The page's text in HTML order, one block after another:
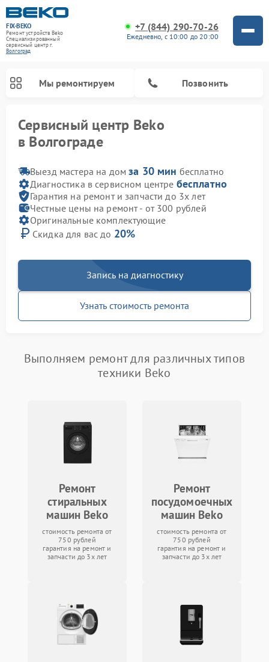
FIX-BEKO
Ремонт устройств Beko
Специализированный
cервисный центр г.
Волгоград
+7 (844) 290-70-26
Ежедневно, с 10:00 до 20:00
Мы ремонтируем Позвонить
Сервисный центр Beko
в Волгограде
Выезд мастера на домза 30 мин бесплатно
Диагностика в сервисном центре бесплатно
Гарантия на ремонт и запчасти до 3х лет
Честные цены на ремонт - от 300 рублей
Оригинальные комплектующие
Скидка для вас до 20%
Запись на диагностику
Узнать стоимость ремонта
Выполняем ремонт для различных типов
техники Beko
Ремонт
стиральных
машин Beko
стоимость ремонта от
750 рублей
гарантия на ремонт и
запчасти до 3х лет
Ремонт
посудомоечных
машин Beko
стоимость ремонта от
750 рублей
гарантия на ремонт и
запчасти до 3х лет